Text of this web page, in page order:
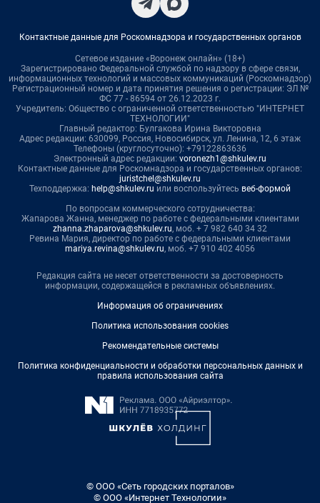
Контактные данные для Роскомнадзора и государственных органов
Сетевое издание «Воронеж онлайн» (18+)
Зарегистрировано Федеральной службой по надзору в сфере связи,
информационных технологий и массовых коммуникаций (Роскомнадзор)
Регистрационный номер и дата принятия решения о регистрации: ЭЛ №
ФС 77 - 86594 от 26.12.2023 г.
Учредитель: Общество с ограниченной ответственностью "ИНТЕРНЕТ
ТЕХНОЛОГИИ"
Главный редактор: Булгакова Ирина Викторовна
Адрес редакции: 630099, Россия, Новосибирск, ул. Ленина, 12, 6 этаж
Телефоны (круглосуточно): +79122863636
Электронный адрес редакции: voronezh1@shkulev.ru
Контактные данные для Роскомнадзора и государственных органов:
juristchel@shkulev.ru
Техподдержка: help@shkulev.ru или воспользуйтесь веб-формой
По вопросам коммерческого сотрудничества:
Жапарова Жанна, менеджер по работе с федеральными клиентами
zhanna.zhaparova@shkulev.ru, моб. + 7 982 640 34 32
Ревина Мария, директор по работе с федеральными клиентами
mariya.revina@shkulev.ru, моб. +7 910 402 4056
Редакция сайта не несет ответственности за достоверность
информации, содержащейся в рекламных объявлениях.
Информация об ограничениях
Политика использования cookies
Рекомендательные системы
Политика конфиденциальности и обработки персональных данных и
правила использования сайта
© ООО «Сеть городских порталов»
© ООО «Интернет Технологии»